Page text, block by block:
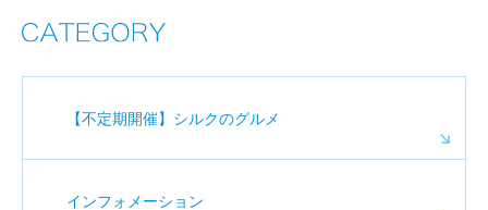
【不定期開催】シルクのグルメ
インフォメーション